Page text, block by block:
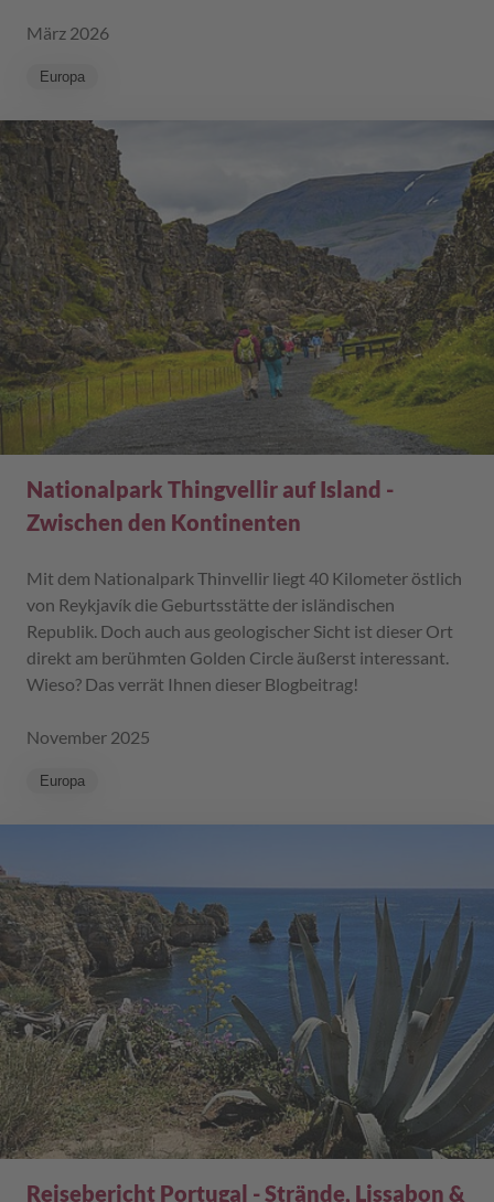
März 2026
Europa
Nationalpark Thingvellir auf Island -
Zwischen den Kontinenten
Mit dem Nationalpark Thinvellir liegt 40 Kilometer östlich
von Reykjavík die Geburtsstätte der isländischen
Republik. Doch auch aus geologischer Sicht ist dieser Ort
direkt am berühmten Golden Circle äußerst interessant.
Wieso? Das verrät Ihnen dieser Blogbeitrag!
November 2025
Europa
Reisebericht Portugal - Strände, Lissabon &